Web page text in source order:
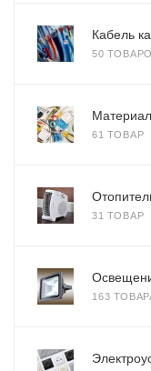
Кабель
50
61 ТОВАР
31 ТОВАР
163